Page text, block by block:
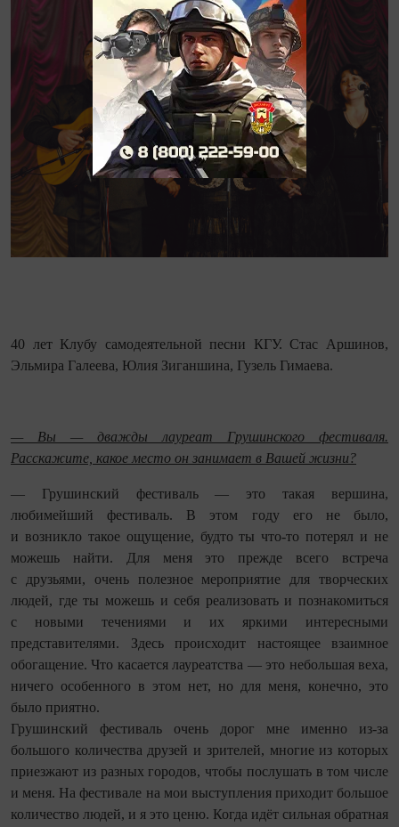
40 лет Клубу самодеятельной песни КГУ. Стас Аршинов,
Эльмира Галеева, Юлия Зиганшина, Гузель Гимаева.
— Вы — дважды лауреат Грушинского фестиваля.
Расскажите, какое место он занимает в Вашей жизни?
— Грушинский фестиваль — это такая вершина,
любимейший фестиваль. В этом году его не было,
и возникло такое ощущение, будто ты что-то потерял и не
можешь найти. Для меня это прежде всего встреча
с друзьями, очень полезное мероприятие для творческих
людей, где ты можешь и себя реализовать и познакомиться
с новыми течениями и их яркими интересными
представителями. Здесь происходит настоящее взаимное
обогащение. Что касается лауреатства — это небольшая веха,
ничего особенного в этом нет, но для меня, конечно, это
было приятно.
Грушинский фестиваль очень дорог мне именно из-за
большого количества друзей и зрителей, многие из которых
приезжают из разных городов, чтобы послушать в том числе
и меня. На фестивале на мои выступления приходит большое
количество людей, и я это ценю. Когда идёт сильная обратная